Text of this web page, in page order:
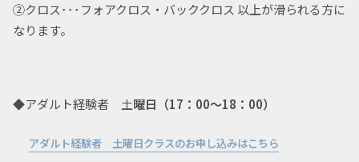
②クロス･･･フォアクロス・バッククロス 以上が滑られる方に
なります。
◆アダルト経験者 土曜日（17：00～18：00）
アダルト経験者 土曜日クラスのお申し込みはこちら